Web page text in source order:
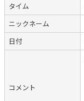
タイム
ニックネーム
日付
コメント